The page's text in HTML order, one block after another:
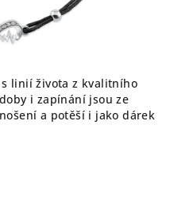
linií života z kvalitního
i zapínání jsou ze
a potěší i jako dárek